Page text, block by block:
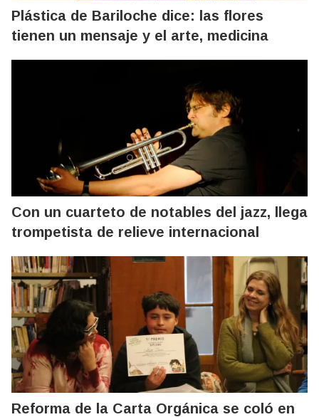
Plástica de Bariloche dice: las flores
tienen un mensaje y el arte, medicina
Con un cuarteto de notables del jazz, llega
trompetista de relieve internacional
Reforma de la Carta Orgánica se coló en